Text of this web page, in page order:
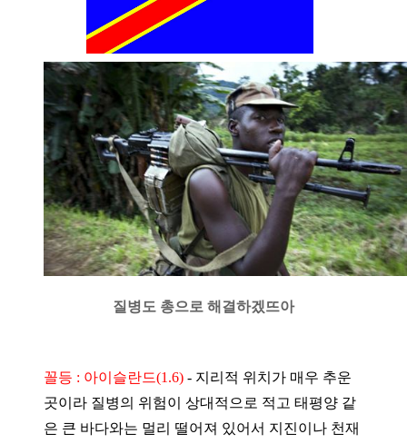
질병도 총으로 해결하겠뜨아
꼴등 : 아이슬란드(1.6) - 지리적 위치가 매우 추운
곳이라 질병의 위험이 상대적으로 적고 태평양 같
은 큰 바다와는 멀리 떨어져 있어서 지진이나 천재